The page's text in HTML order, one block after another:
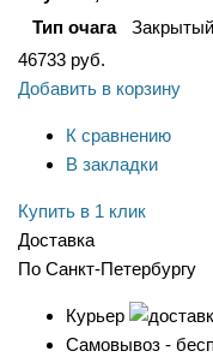
Тип очага
46733 руб.
Добавить в корзину
К сравнению
В закладки
Купить в 1 клик
Доставка
По Санкт-Петербургу
Курьер
Самовывоз -